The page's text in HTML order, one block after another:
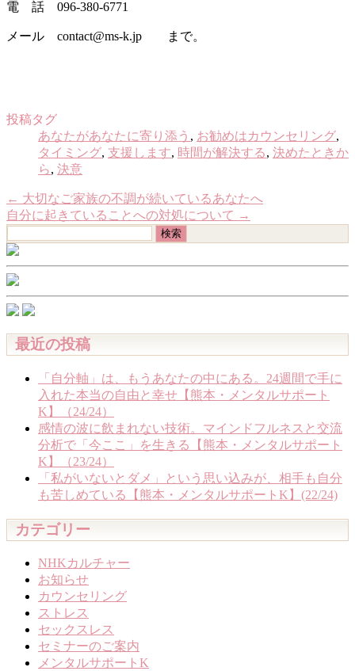
電 話 096-380-6771
メール contact@ms-k.jp まで。
投稿タグ
あなたがあなたに寄り添う , お勧めはカウンセリング,
タイミング, 支援します, 時間が解決する, 決めたときか
ら, 決意
← 大切なご家族の不調が続いているあなたへ
自分に起きていることへの対処について →
索:
最近の投稿
「自分軸」は、もうあなたの中にある。24週間で手に
入れた本当の自由と幸せ【熊本・メンタルサポート
K】（24/24）
感情の波に飲まれない技術。マインドフルネスと交流
分析で「今ここ」を生きる【熊本・メンタルサポート
K】（23/24）
「私がいないとダメ」という思い込みが、相手も自分
も苦しめている【熊本・メンタルサポートK】(22/24)
カテゴリー
NHKカルチャー
お知らせ
カウンセリング
ストレス
セックスレス
セミナーのご案内
メンタルサポートK